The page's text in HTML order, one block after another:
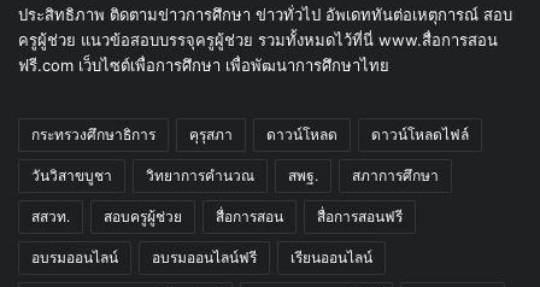
ประสิทธิภาพ ติดตามข่าวการศึกษา ข่าวทั่วไป อัพเดททันต่อเหตุการณ์ สอบ
ครูผู้ช่วย แนวข้อสอบบรรจุครูผู้ช่วย รวมทั้งหมดไว้ที่นี่ www.สื่อการสอน
ฟรี.com เว็บไซต์เพื่อการศึกษา เพื่อพัฒนาการศึกษาไทย
กระทรวงศึกษาธิการ คุรุสภา ดาวน์โหลด ดาวน์โหลดไฟล์
วันวิสาขบูชา วิทยาการคำนวณ สพฐ. สภาการศึกษา
สสวท. สอบครูผู้ช่วย สื่อการสอน สื่อการสอนฟรี
อบรมออนไลน์ อบรมออนไลน์ฟรี เรียนออนไลน์